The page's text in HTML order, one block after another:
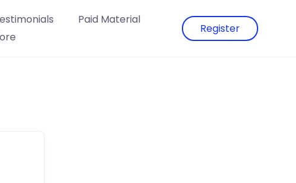
Paid Material
Register